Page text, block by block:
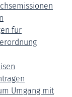
für
Umgang mit